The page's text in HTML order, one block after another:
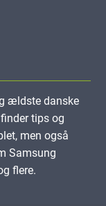
ældste danske
tips og
men også
Samsung
flere.